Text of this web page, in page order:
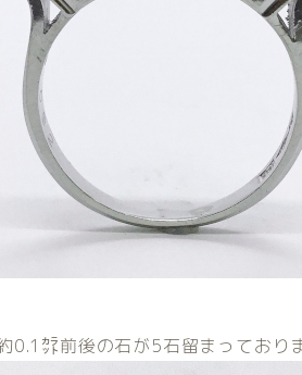
㌌前後の石が5石留まっておりま